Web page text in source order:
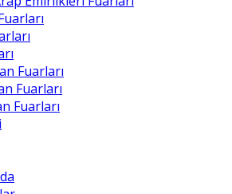
Fuarları
Fuarları
Fuarları